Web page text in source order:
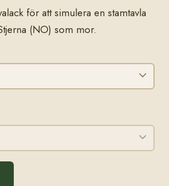
för att simulera en stamtavla
(NO) som mor.